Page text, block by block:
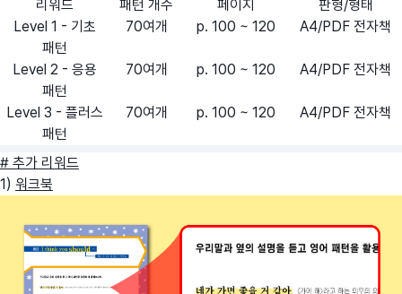
리워드
패턴 개수 페이지
판형/형태
Level 1 - 기초
패턴
70여개 p. 100 ~ 120 A4/PDF 전자책
Level 2 - 응용
패턴
70여개 p. 100 ~ 120 A4/PDF 전자책
Level 3 - 플러스
패턴
70여개 p. 100 ~ 120 A4/PDF 전자책
# 추가 리워드
1) 워크북